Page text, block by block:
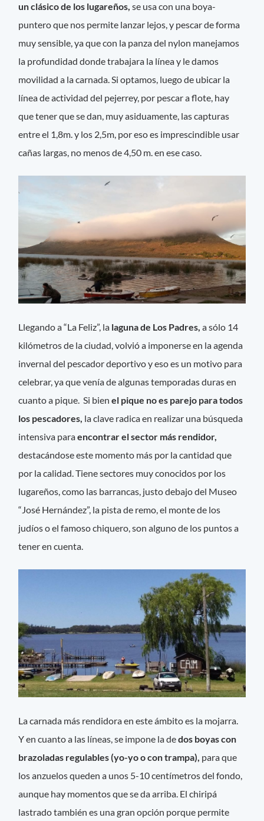
un clásico de los lugareños,se usa con una boya-
puntero que nos permite lanzar lejos, y pescar de forma
muy sensible, ya que con la panza del nylon manejamos
la profundidad donde trabajara la línea y le damos
movilidad a la carnada. Si optamos, luego de ubicar la
línea de actividad del pejerrey, por pescar a flote, hay
que tener que se dan, muy asiduamente, las capturas
entre el 1,8m. y los 2,5m, por eso es imprescindible usar
cañas largas, no menos de 4,50 m. en ese caso.
Llegando a “La Feliz”, la laguna de Los Padres,a sólo 14
kilómetros de la ciudad, volvió a imponerse en la agenda
invernal del pescador deportivo y eso es un motivo para
celebrar, ya que venía de algunas temporadas duras en
cuanto a pique. Si bien el pique no es parejo para todos
los pescadores, la clave radica en realizar una búsqueda
intensiva paraencontrar el sector más rendidor,
destacándose este momento más por la cantidad que
por la calidad. Tiene sectores muy conocidos por los
lugareños, como las barrancas, justo debajo del Museo
“José Hernández”, la pista de remo, el monte de los
judíos o el famoso chiquero, son alguno de los puntos a
tener en cuenta.
La carnada más rendidora en este ámbito es la mojarra.
Y en cuanto a las líneas, se impone la dedos boyas con
brazoladas regulables (yo-yo o con trampa), para que
los anzuelos queden a unos 5-10 centímetros del fondo,
aunque hay momentos que se da arriba. El chiripá
lastrado también es una gran opción porque permite